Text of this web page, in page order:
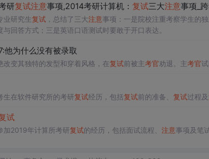
研复试注意事项,2014考研计算机： 复试三大注意事项_
业研究生复试 ，总结了三大注意事项：一是院校注重考察学生的
与回答方式；三是英语口语测试时要敢于开口表达。
他为什么没有被录取
改变其独特的发型和穿着风格，在复试前被主考官劝退。主考官
生在软件研究所的考研复试经历，包括复试前的准备、 复试过程及
试
加2019年计算所考研复试的经历，包括面试流程、 注意事项及笔